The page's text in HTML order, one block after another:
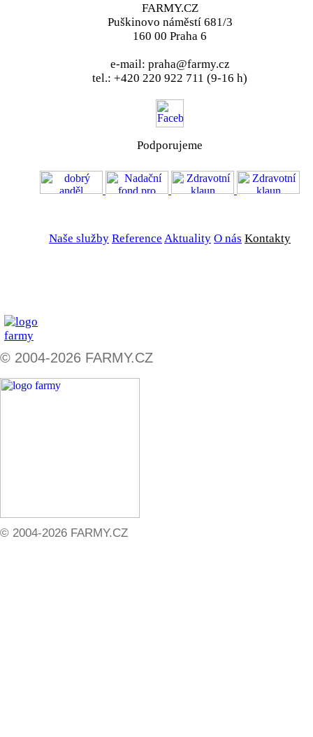
FARMY.CZ
Puškinovo náměstí 681/3
160 00 Praha 6
e-mail: praha@farmy.cz
tel.: +420 220 922 711 (9-16 h)
Podporujeme
Naše služby Reference Aktuality O nás Kontakty
© 2004-2026 FARMY.CZ
© 2004-2026 FARMY.CZ